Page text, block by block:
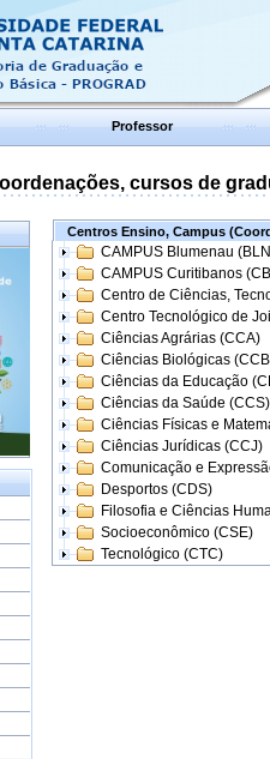
Professor
cursos de
Centros Ensino, Campus
CAMPUS Blumenau
CAMPUS Curitibanos
Centro de Ciências,
Centro Tecnológico de
Ciências Agrárias (CCA)
Ciências Biológicas
Ciências da Educação
Ciências da Saúde (CCS)
Ciências Físicas e
Ciências Jurídicas (CCJ)
Comunicação e
Desportos (CDS)
Filosofia e Ciências
Socioeconômico (CSE)
Tecnológico (CTC)